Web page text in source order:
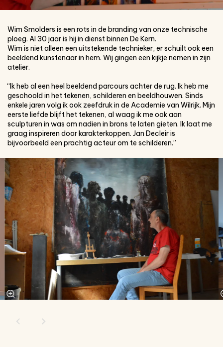
Wim Smolders is een rots in de branding van onze technische
ploeg. Al 30 jaar is hij in dienst binnen De Kern.
Wim is niet alleen een uitstekende technieker, er schuilt ook een
beeldend kunstenaar in hem. Wij gingen een kijkje nemen in zijn
atelier.
“Ik heb al een heel beeldend parcours achter de rug. Ik heb me
geschoold in het tekenen, schilderen en beeldhouwen. Sinds
enkele jaren volg ik ook zeefdruk in de Academie van Wilrijk. Mijn
eerste liefde blijft het tekenen, al waag ik me ook aan
sculpturen in was om nadien in brons te laten gieten. Ik laat me
graag inspireren door karakterkoppen. Jan Decleir is
bijvoorbeeld een prachtig acteur om te schilderen.”
Overslaan